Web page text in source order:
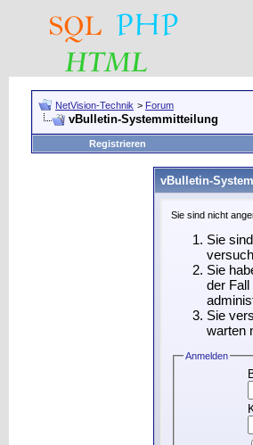
NetVision-Technik > Forum
vBulletin-Systemmitteilung
Registrieren
vBulletin-
Sie sind nicht
Sie
Sie
der
Sie
warten
Anmelden